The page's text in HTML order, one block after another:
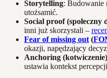
Storytelling: Budowanie
utożsamić.
Social proof (społeczny
inni już skorzystali –
Fear of missing out (
okazji, napędzający
Anchoring (kotwiczenie)
ustawia kontekst